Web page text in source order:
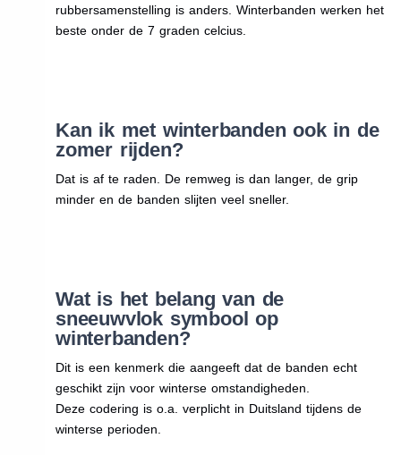
rubbersamenstelling is anders. Winterbanden werken het
beste onder de 7 graden celcius.
Kan ik met winterbanden ook in de
zomer rijden?
Dat is af te raden. De remweg is dan langer, de grip
minder en de banden slijten veel sneller.
Wat is het belang van de
sneeuwvlok symbool op
winterbanden?
Dit is een kenmerk die aangeeft dat de banden echt
geschikt zijn voor winterse omstandigheden.
Deze codering is o.a. verplicht in Duitsland tijdens de
winterse perioden.